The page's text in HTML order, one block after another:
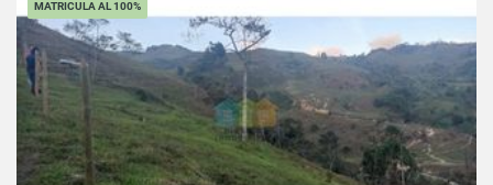
MATRICULA AL 100%